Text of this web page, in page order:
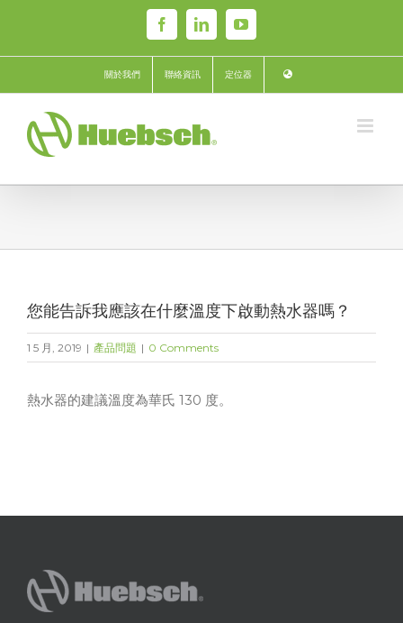
content
FacebookLinkedInYouTube
關於我們 聯絡資訊 定位器
您能告訴我應該在什麼溫度下啟動熱水器嗎？
1 5 月, 2019 | 產品問題 | 0 Comments
熱水器的建議溫度為華氏 130 度。